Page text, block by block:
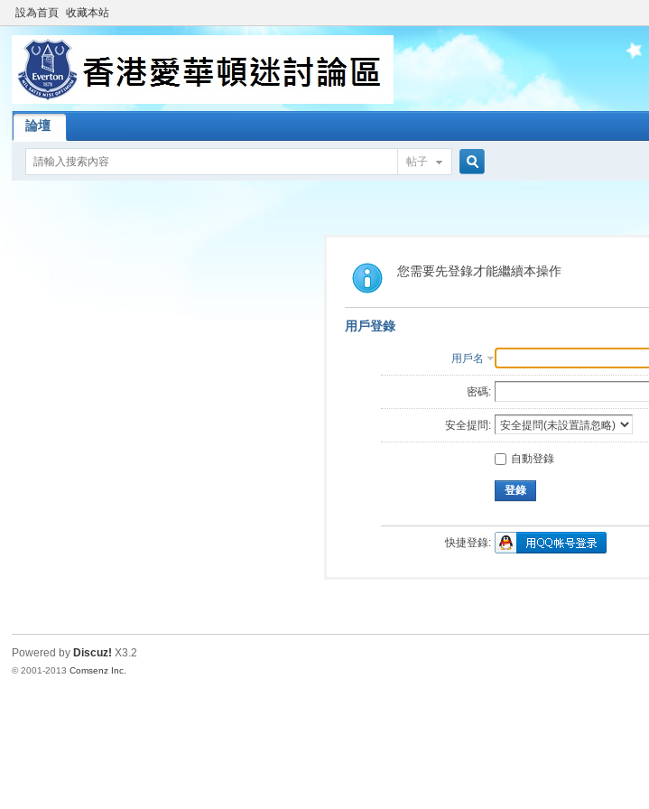
設為首頁 收藏本站
論壇
帖子
索
您需要先登錄才能繼續本操作
用戶登錄
用戶名
密碼:
安全提問:
自動登錄
登錄
快捷登錄:
Powered by Discuz! X3.2
© 2001-2013Comsenz Inc.